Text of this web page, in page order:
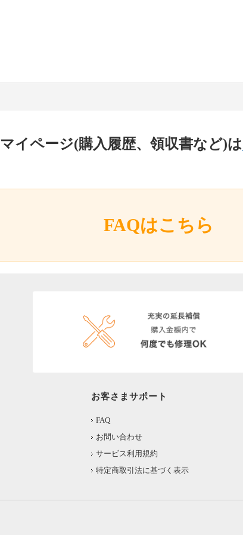
マイページ(購入履歴、領収書など)は
FAQはこちら
お客さまサポート
FAQ
お問い合わせ
サービス利用規約
特定商取引法に基づく表示